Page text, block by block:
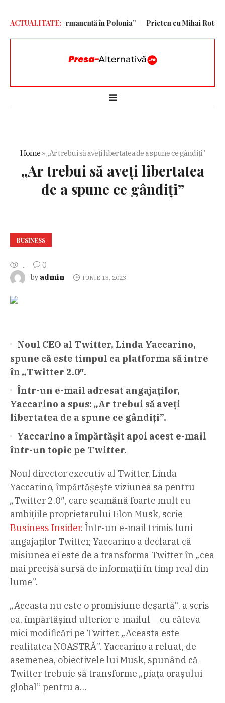
ACTUALITATE:
americană permanentă în Polonia” Prieten cu Mihai Rotaru,
Home »„Ar trebui să aveți libertatea de a spune ce gândiți”
„Ar trebui să aveți libertatea
de a spune ce gândiți”
BUSINESS
...
0
by admin IUNIE 13, 2023
Noul CEO al Twitter, Linda Yaccarino,
spune că este timpul ca platforma să intre
în „Twitter 2.0″.
Într-un e-mail adresat angajaților,
Yaccarino a spus: „Ar trebui să aveți
libertatea de a spune ce gândiți”.
Yaccarino a împărtășit apoi acest e-mail
într-un topic pe Twitter.
Noul director executiv al Twitter, Linda
Yaccarino, împărtășește viziunea sa pentru
„Twitter 2.0″, care seamănă foarte mult cu
ambițiile proprietarului Elon Musk, scrie
Business Insider. Într-un e-mail trimis luni
angajaților Twitter, Yaccarino a declarat că
misiunea ei este de a transforma Twitter în „cea
mai precisă sursă de informații în timp real din
lume”.
„Aceasta nu este o promisiune deșartă”, a scris
ea, împărtășind ulterior e-mailul – cu câteva
mici modificări pe Twitter. „Aceasta este
realitatea NOASTRĂ”. Yaccarino a reluat, de
asemenea, obiectivele lui Musk, spunând că
Twitter trebuie să transforme „piața orașului
global” pentru a…